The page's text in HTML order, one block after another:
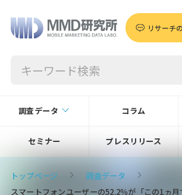
リサーチ
調査データ コラム
セミナー プレスリリース
トップページ
調査データ
スマートフォンユーザーの52.2％が「この1ヵ